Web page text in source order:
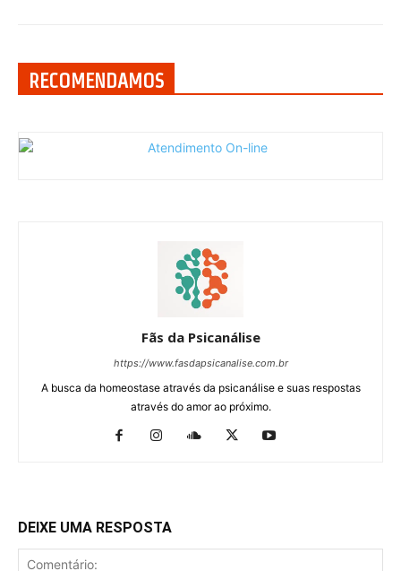
RECOMENDAMOS
Fãs da Psicanálise
https://www.fasdapsicanalise.com.br
A busca da homeostase através da psicanálise e suas respostas
através do amor ao próximo.
DEIXE UMA RESPOSTA